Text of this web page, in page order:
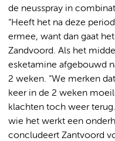
de neusspray in
“Heeft het na deze
ermee, want dan gaat
Zandvoord. Als het
esketamine afgebouwd
2 weken. “We merken
keer in de 2 weken
klachten toch weer
wie het werkt een
concludeert Zantvoord